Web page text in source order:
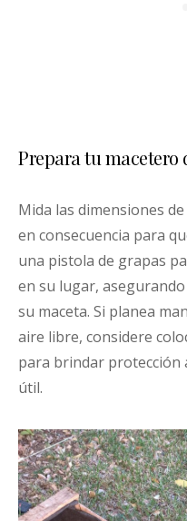
Prepara tu macetero
Mida las dimensiones
en consecuencia para
una pistola de grapas
en su lugar,
su maceta. Si planea
aire libre, considere
para brindar protección
útil.